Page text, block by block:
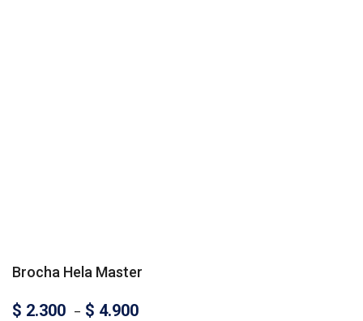
Brocha Hela Master
$ 2.300 – $ 4.900